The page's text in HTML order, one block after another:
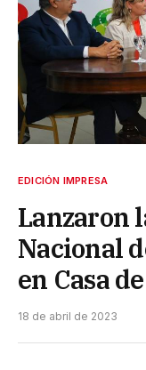
EDICIÓN IMPRESA
Lanzaron
Nacional
en Casa
18 de abril de 2023